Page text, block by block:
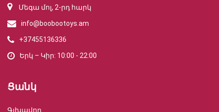
Մեգա մոլ, 2-րդ հարկ
info@boobootoys.am
+37455136336
Երկ – Կիր: 10:00 - 22:00
Ցանկ
Գլխավոր